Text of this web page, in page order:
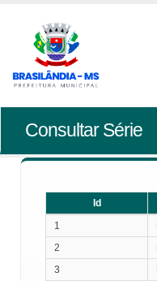
Consultar Série
Id
1
2
3